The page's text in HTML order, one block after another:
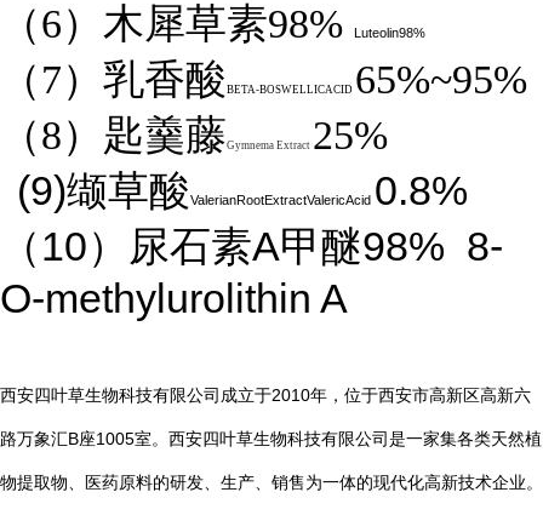
（6）木犀草素98% Luteolin98%
（7）乳香酸 BETA-BOSWELLICACID 65%~95%
（8）匙羹藤Gymnema Extract 25%
(9)缬草酸ValerianRootExtractValericAcid 0.8%
（10）尿石素A甲醚98% 8-
O-methylurolithin A
西安四叶草生物科技有限公司成立于2010年，位于西安市高新区高新六
路万象汇B座1005室。西安四叶草生物科技有限公司是一家集各类天然植
物提取物、医药原料的研发、生产、销售为一体的现代化高新技术企业。